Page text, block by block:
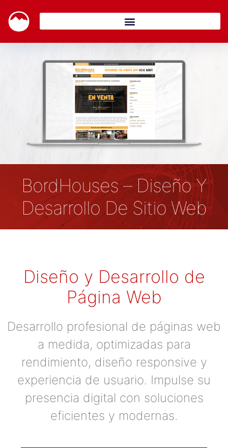
BordHouses – Diseño Y
Desarrollo De Sitio Web
Diseño y Desarrollo de
Página Web
Desarrollo profesional de páginas web
a medida, optimizadas para
rendimiento, diseño responsive y
experiencia de usuario. Impulse su
presencia digital con soluciones
eficientes y modernas.